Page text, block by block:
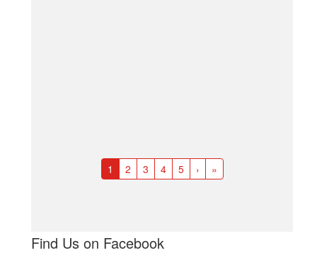
1 2 3 4 5 › »
Find Us on Facebook